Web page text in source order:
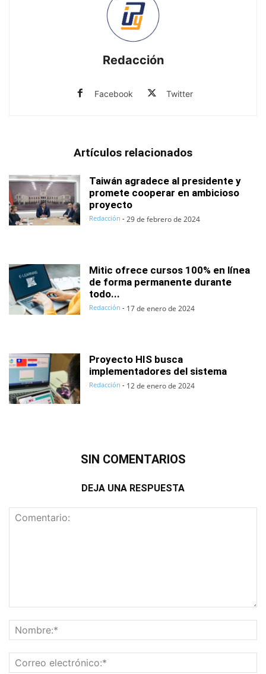
Redacción
Facebook Twitter
Artículos relacionados
Taiwán agradece al presidente y
promete cooperar en ambicioso
proyecto
Redacción - 29 de febrero de 2024
Mitic ofrece cursos 100% en línea
de forma permanente durante
todo...
Redacción - 17 de enero de 2024
Proyecto HIS busca
implementadores del sistema
Redacción - 12 de enero de 2024
SIN COMENTARIOS
DEJA UNA RESPUESTA